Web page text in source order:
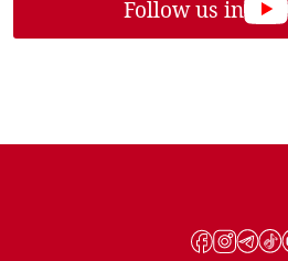
Follow us in